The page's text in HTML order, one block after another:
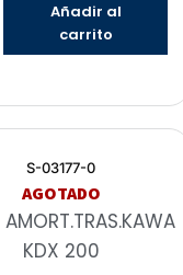
Añadir al
carrito
S-03177-0
AGOTADO
AMORT.TRAS.KAWA
KDX 200